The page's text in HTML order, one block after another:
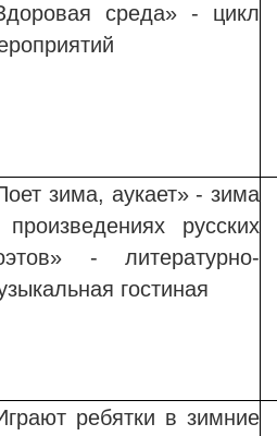
среда» - цикл
зима, аукает» - зима
русских
- литературно-
гостиная
ребятки в зимние